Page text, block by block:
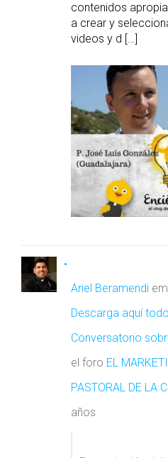
contenidos
a crear y
videos y d […]
Ariel Beramendi
Descarga aquí
Conversatorio
el foro EL
PASTORAL DE LA
años